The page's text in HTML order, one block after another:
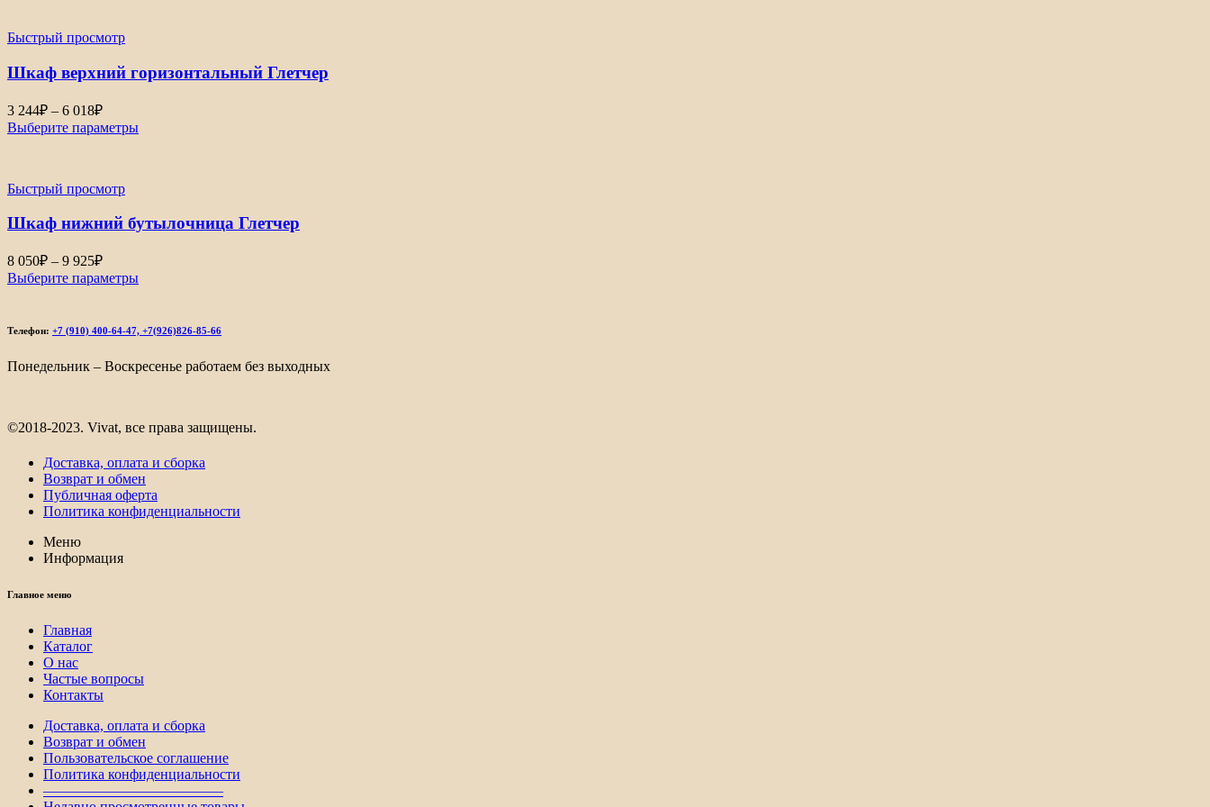
9
Быстрый просмотр
Шкаф верхний горизонтальный Глетчер
3 244₽ – 6 018₽Диапазон
цен:
3
6
Выберите параметры
Быстрый просмотр
Шкаф нижний бутылочница Глетчер
8 050₽ – 9 925₽Диапазон
цен:
8
–
925₽
Выберите параметры
Телефон: +7 (910) 400-64-47, +7(926)826-85-66
Понедельник – Воскресенье работаем без выходных
©2018-2023. Vivat, все права защищены.
Доставка, оплата и сборка
Возврат и обмен
Публичная оферта
Политика конфиденциальности
Меню
Информация
Главное меню
Главная
Каталог
О нас
Частые вопросы
Контакты
Доставка, оплата и сборка
Возврат и обмен
Пользовательское соглашение
Политика конфиденциальности
————————————–